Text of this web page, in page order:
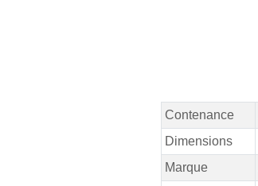
Contenance
Dimensions
Marque